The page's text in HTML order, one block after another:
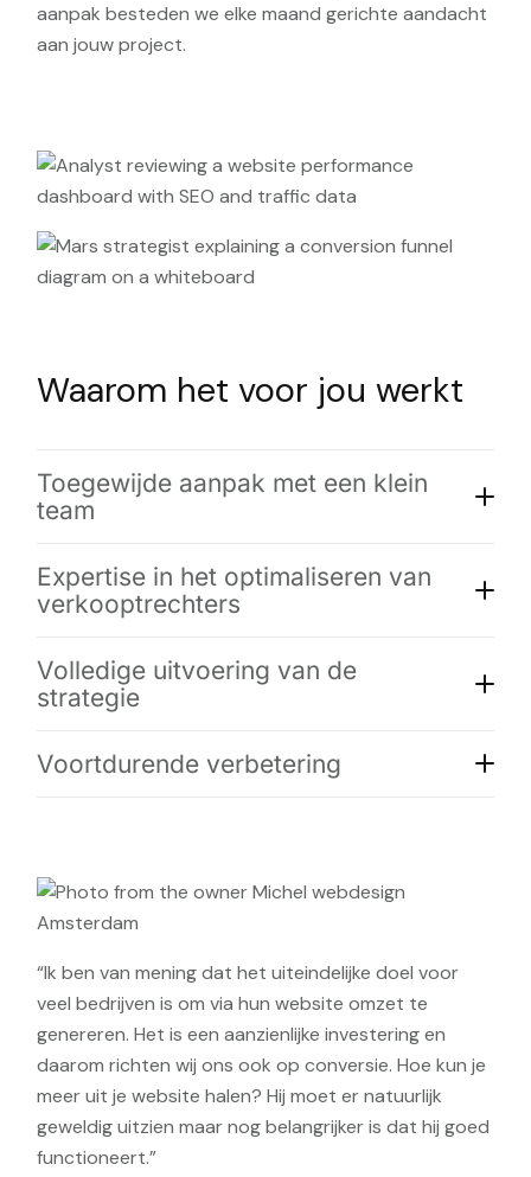
aanpak besteden we elke maand gerichte aandacht
aan jouw project.
Waarom het voor jou werkt
Toegewijde aanpak met een klein
team
Expertise in het optimaliseren van
verkooptrechters
Volledige uitvoering van de
strategie
Voortdurende verbetering
“Ik ben van mening dat het uiteindelijke doel voor
veel bedrijven is om via hun website omzet te
genereren. Het is een aanzienlijke investering en
daarom richten wij ons ook op conversie. Hoe kun je
meer uit je website halen? Hij moet er natuurlijk
geweldig uitzien maar nog belangrijker is dat hij goed
functioneert.”